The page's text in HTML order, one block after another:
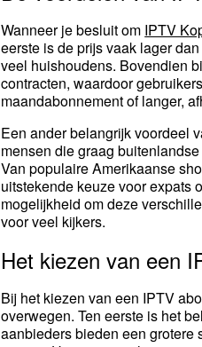
Wanneer je besluit om IPTV
eerste is de prijs vaak lager
veel huishoudens. Bovendien
contracten, waardoor
maandabonnement of langer,
Een ander belangrijk voordeel
mensen die graag
Van populaire Amerikaanse
uitstekende keuze voor expats
mogelijkheid om deze
voor veel kijkers.
Het kiezen van een
Bij het kiezen van een IPTV
overwegen. Ten eerste is het
aanbieders bieden een grotere